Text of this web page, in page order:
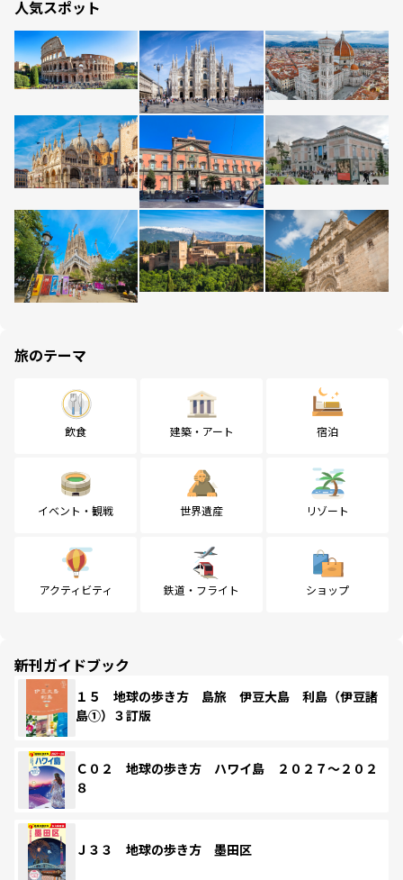
人気スポット
旅のテーマ
飲食 建築・アート 宿泊
イベント・観戦 世界遺産 リゾート
アクティビティ 鉄道・フライト ショップ
新刊ガイドブック
１５ 地球の歩き方 島旅 伊豆大島 利島（伊豆諸
島①）３訂版
Ｃ０２ 地球の歩き方 ハワイ島 ２０２７～２０２
８
Ｊ３３ 地球の歩き方 墨田区